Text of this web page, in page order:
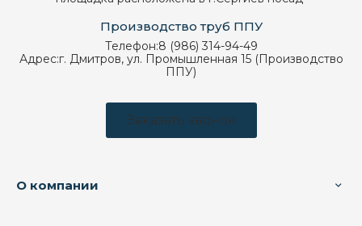
Производство труб ППУ
Телефон:8 (986) 314-94-49
Адрес:г. Дмитров, ул. Промышленная 15 (Производство
ППУ)
Заказать звонок
О компании